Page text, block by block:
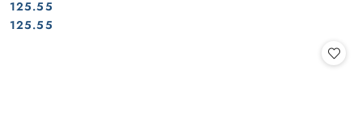
Cena:
125.55
Cena:
125.55